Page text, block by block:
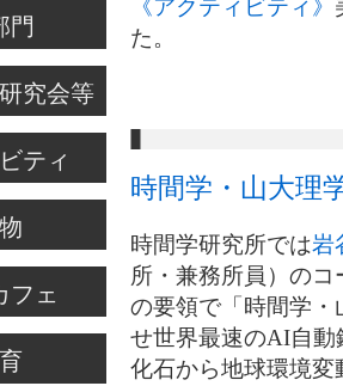
門
究会等
ティ
フェ
《アクティビティ》
た。
時間学・山大理
時間学研究所では岩
所・兼務所員）の
の要領で「時間学
せ世界最速のAI自
化石から地球環境